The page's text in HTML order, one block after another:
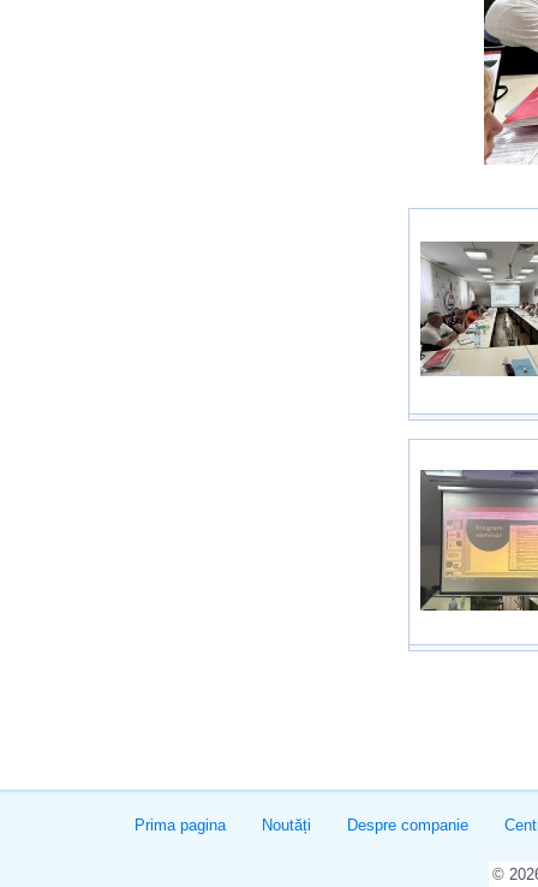
Prima pagina Noutăți Despre companie
©